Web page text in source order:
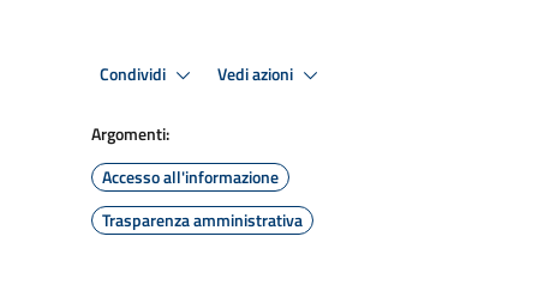
Condividi Vedi azioni
Argomenti:
Accesso all'informazione
Trasparenza amministrativa